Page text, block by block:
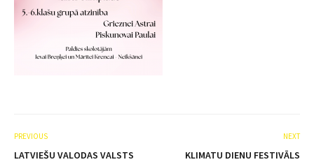
PREVIOUS
LATVIEŠU VALODAS VALSTS
NEXT
KLIMATU DIENU FESTIVĀLS